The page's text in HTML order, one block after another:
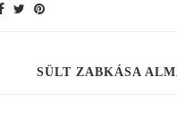
SÜLT ZABKÁSA